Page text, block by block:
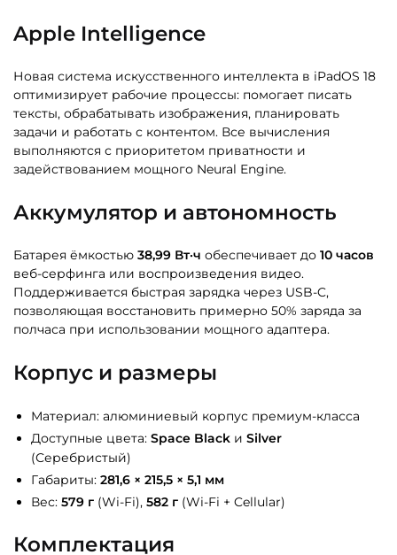
Apple Intelligence
Новая система искусственного интеллекта в iPadOS 18
оптимизирует рабочие процессы: помогает писать
тексты, обрабатывать изображения, планировать
задачи и работать с контентом. Все вычисления
выполняются с приоритетом приватности и
задействованием мощного Neural Engine.
Аккумулятор и автономность
Батарея ёмкостью 38,99 Вт·ч обеспечивает до 10 часов
веб-серфинга или воспроизведения видео.
Поддерживается быстрая зарядка через USB-C,
позволяющая восстановить примерно 50% заряда за
полчаса при использовании мощного адаптера.
Корпус и размеры
Материал: алюминиевый корпус премиум-класса
Доступные цвета: Space Black и Silver
(Серебристый)
Габариты: 281,6 × 215,5 × 5,1 мм
Вес: 579 г (Wi-Fi), 582 г (Wi-Fi + Cellular)
Комплектация